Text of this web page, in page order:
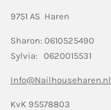
9751 AS Haren
Sharon: 0610525490
Sylvia: 0620015531
Info@Nailhouseharen.nl
KvK 95578803